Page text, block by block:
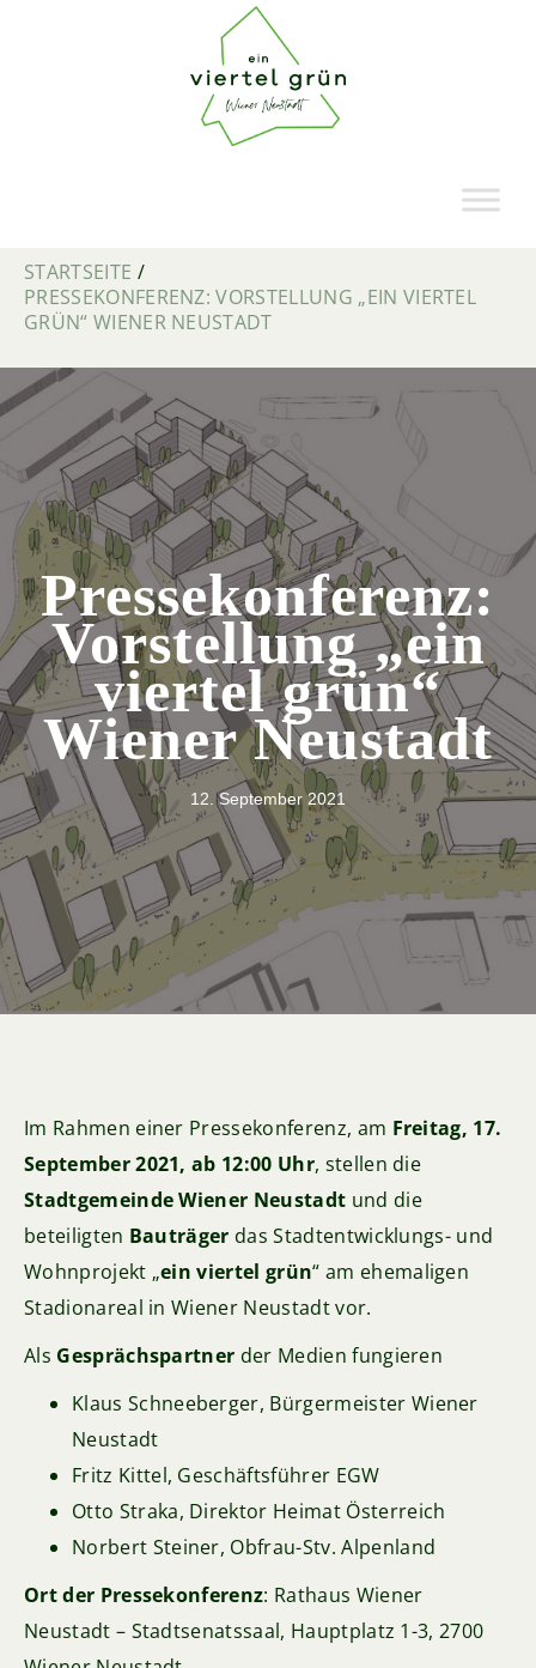
STARTSEITE /
PRESSEKONFERENZ: VORSTELLUNG „EIN VIERTEL
GRÜN“ WIENER NEUSTADT
Pressekonferenz:
Vorstellung „ein
viertel grün“
Wiener Neustadt
12. September 2021
Im Rahmen einer Pressekonferenz, am Freitag, 17.
September 2021, ab 12:00 Uhr, stellen die
Stadtgemeinde Wiener Neustadt und die
beteiligten Bauträger das Stadtentwicklungs- und
Wohnprojekt „ein viertel grün“ am ehemaligen
Stadionareal in Wiener Neustadt vor.
Als Gesprächspartner der Medien fungieren
Klaus Schneeberger, Bürgermeister Wiener
Neustadt
Fritz Kittel, Geschäftsführer EGW
Otto Straka, Direktor Heimat Österreich
Norbert Steiner, Obfrau-Stv. Alpenland
Ort der Pressekonferenz: Rathaus Wiener
Neustadt – Stadtsenatssaal, Hauptplatz 1-3, 2700